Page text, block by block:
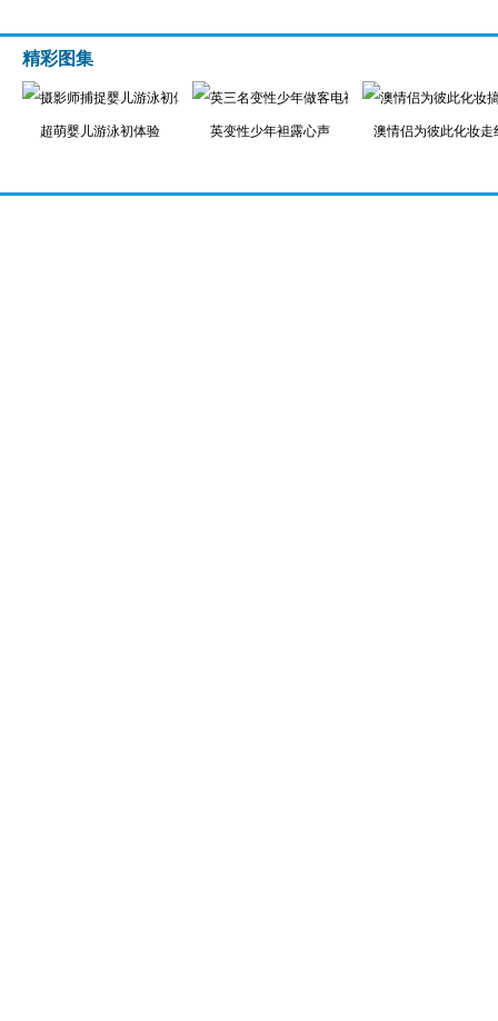
精彩图集
超萌婴儿游泳初体验 英变性少年袒露心声 澳情侣为彼此化妆走